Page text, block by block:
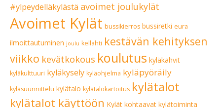
#ylpeydelläkylästä avoimet joulukylät
Avoimet Kylät bussikierros bussiretki eura
ilmoittautuminen joulu kellahti kestävän kehityksen
viikko kevätkokous koulutus kyläkahvit
kyläkulttuuri kyläkysely kyläohjelma kyläpyöräily
kyläsuunnittelu kylätalo kylätalokartoitus kylätalot
kylätalot käyttöön Kylät kohtaavat kylätoiminta